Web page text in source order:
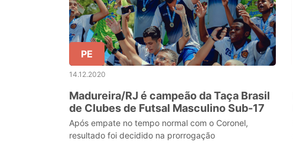
PE
14.12.2020
Madureira/RJ é campeão da Taça Brasil
de Clubes de Futsal Masculino Sub-17
Após empate no tempo normal com o Coronel,
resultado foi decidido na prorrogação